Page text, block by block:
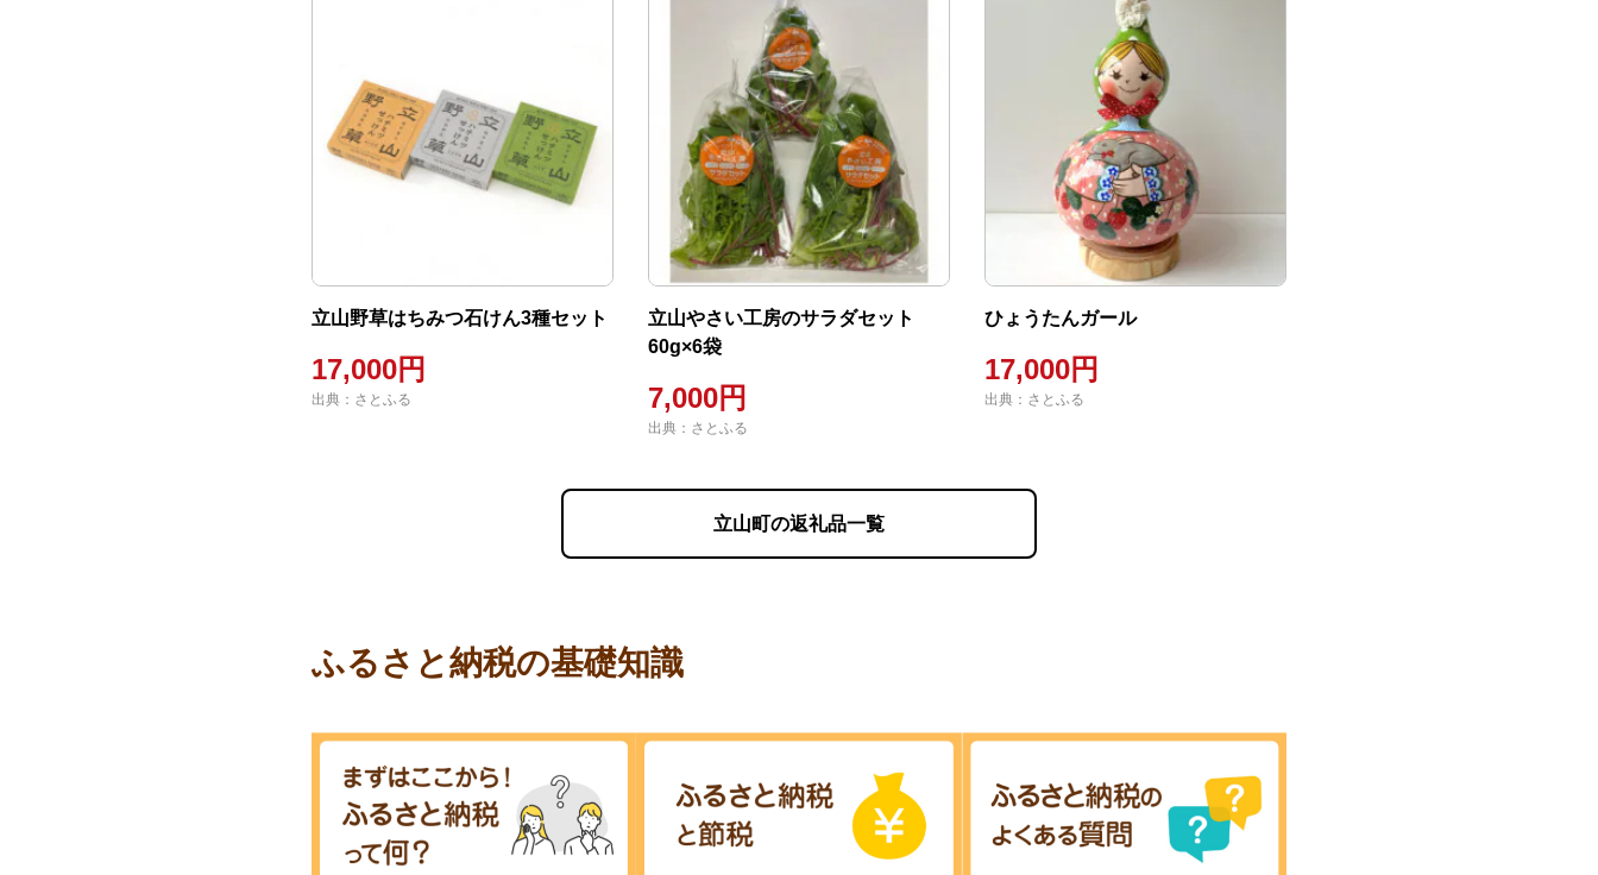
立山野草はちみつ石けん3種セット
17,000円
出典：さとふる
立山やさい工房のサラダセット
60g×6袋
7,000円
出典：さとふる
ひょうたんガール
17,000円
出典：さとふる
立山町の返礼品一覧
ふるさと納税の基礎知識